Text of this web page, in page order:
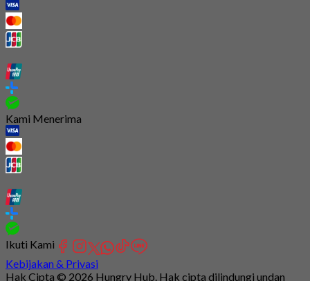
Kami Menerima
Ikuti Kami
Kebijakan & Privasi
Hak Cipta © 2026 Hungry Hub. Hak cipta dilindungi undan